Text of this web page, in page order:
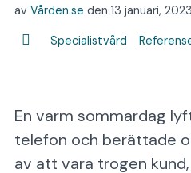
Logga in
av Vården.se den 13 januari, 2023
Specialistvård
En varm sommardag
telefon och berättade
av att vara trogen